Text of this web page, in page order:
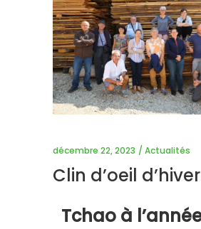
décembre 22, 2023 Actualités
Clin d’oeil
Tchao à